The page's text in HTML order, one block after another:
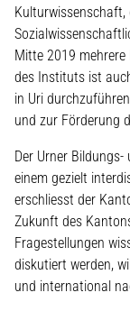
Mitte 2019
des Instituts ist
in Uri
und zur Förderung
Der Urner
einem gezielt
erschliesst der
Zukunft des
Fragestellungen
diskutiert werden,
und international